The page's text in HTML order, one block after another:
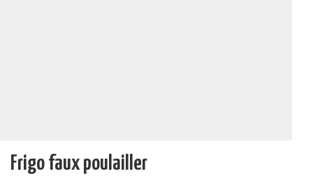
Frigo faux poulailler